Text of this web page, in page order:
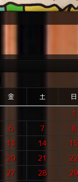
金 土 日
1
6 7
8
13 14
15
20 21
22
27 28
29